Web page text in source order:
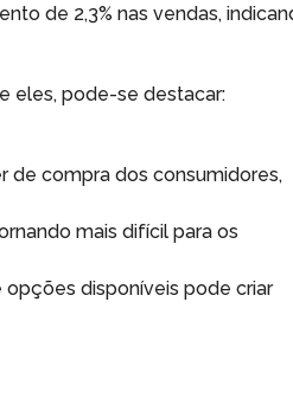
de 2,3% nas vendas,
eles, pode-se destacar:
de compra dos consumidores,
mais difícil para os
disponíveis pode criar